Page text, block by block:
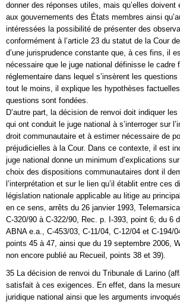
donner des réponses utiles, mais qu’elles doivent
aux gouvernements des États membres ainsi
intéressées la possibilité de présenter des
conformément à l’article 23 du statut de la Cour
d’une jurisprudence constante que, à ces fins, il
nécessaire que le juge national définisse le cadre
réglementaire dans lequel s’insèrent les questions
tout le moins, il explique les hypothèses
questions sont fondées.
D’autre part, la décision de renvoi doit indiquer
qui ont conduit le juge national à s’interroger sur
droit communautaire et à estimer nécessaire de
préjudicielles à la Cour. Dans ce contexte, il est
juge national donne un minimum d’explications
choix des dispositions communautaires dont il
l’interprétation et sur le lien qu’il établit entre ces
législation nationale applicable au litige au
en ce sens, arrêts du 26 janvier 1993,
C‑320/90 à C‑322/90, Rec. p. I‑393, point 6; du 6
ABNA e.a., C‑453/03, C‑11/04, C‑12/04 et C‑194/
points 45 à 47, ainsi que du 19 septembre 2006,
non encore publié au Recueil, points 38 et 39).
35 La décision de renvoi du Tribunale di Larino
satisfait à ces exigences. En effet, dans la
juridique national ainsi que les arguments